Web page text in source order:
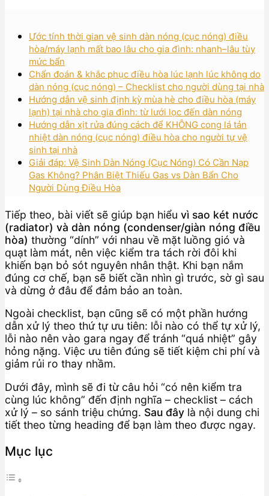
Ước tính thời gian vệ sinh dàn nóng (cục nóng) điều
hòa/máy lạnh mất bao lâu cho gia đình: nhanh–lâu tùy
mức bẩn
Chẩn đoán & khắc phục điều hòa lúc lạnh lúc không do
dàn nóng (cục nóng) – Checklist cho người dùng tại nhà
Hướng dẫn vệ sinh định kỳ mùa hè cho điều hòa (máy
lạnh) tại nhà cho gia đình: từ lưới lọc đến dàn nóng
Hướng dẫn xịt rửa đúng cách để KHÔNG cong lá tản
nhiệt dàn nóng (cục nóng) điều hòa cho người tự vệ
sinh tại nhà
Giải đáp: Vệ Sinh Dàn Nóng (Cục Nóng) Có Cần Nạp
Gas Không? Phân Biệt Thiếu Gas vs Dàn Bẩn Cho
Người Dùng Điều Hòa
Tiếp theo, bài viết sẽ giúp bạn hiểu vì sao két nước
(radiator) và dàn nóng (condenser/giàn nóng điều
hòa) thường “dính” với nhau về mặt luồng gió và
quạt làm mát, nên việc kiểm tra tách rời đôi khi
khiến bạn bỏ sót nguyên nhân thật. Khi bạn nắm
đúng cơ chế, bạn sẽ biết cần nhìn gì trước, sờ gì sau
và dừng ở đâu để đảm bảo an toàn.
Ngoài checklist, bạn cũng sẽ có một phần hướng
dẫn xử lý theo thứ tự ưu tiên: lỗi nào có thể tự xử lý,
lỗi nào nên vào gara ngay để tránh “quá nhiệt” gây
hỏng nặng. Việc ưu tiên đúng sẽ tiết kiệm chi phí và
giảm rủi ro thay nhầm.
Dưới đây, mình sẽ đi từ câu hỏi “có nên kiểm tra
cùng lúc không” đến định nghĩa – checklist – cách
xử lý – so sánh triệu chứng. Sau đây là nội dung chi
tiết theo từng heading để bạn làm theo được ngay.
Mục lục